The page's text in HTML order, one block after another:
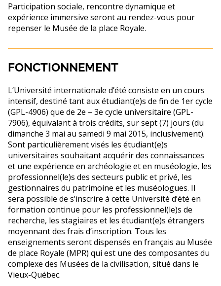
Participation sociale, rencontre dynamique et
expérience immersive seront au rendez-vous pour
repenser le Musée de la place Royale.
FONCTIONNEMENT
L’Université internationale d’été consiste en un cours
intensif, destiné tant aux étudiant(e)s de fin de 1er cycle
(GPL-4906) que de 2e – 3e cycle universitaire (GPL-
7906), équivalant à trois crédits, sur sept (7) jours (du
dimanche 3 mai au samedi 9 mai 2015, inclusivement).
Sont particulièrement visés les étudiant(e)s
universitaires souhaitant acquérir des connaissances
et une expérience en archéologie et en muséologie, les
professionnel(le)s des secteurs public et privé, les
gestionnaires du patrimoine et les muséologues. Il
sera possible de s’inscrire à cette Université d’été en
formation continue pour les professionnel(le)s de
recherche, les stagiaires et les étudiant(e)s étrangers
moyennant des frais d’inscription. Tous les
enseignements seront dispensés en français au Musée
de place Royale (MPR) qui est une des composantes du
complexe des Musées de la civilisation, situé dans le
Vieux-Québec.